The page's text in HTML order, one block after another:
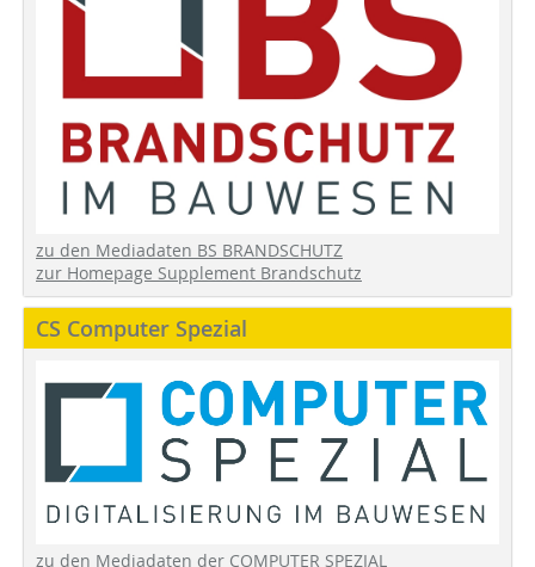
zu den Mediadaten BS BRANDSCHUTZ
zur Homepage Supplement Brandschutz
CS Computer Spezial
zu den Mediadaten der COMPUTER SPEZIAL